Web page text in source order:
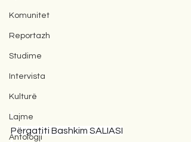
Komunitet
Reportazh
Studime
Intervista
Kulturë
Lajme
Antologji
Përgatiti Bashkim SALIASI